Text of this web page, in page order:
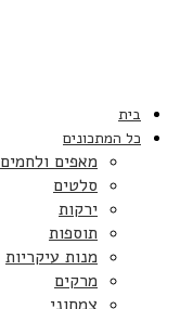
בית
כל המתכונים
מאפים ולחמים
סלטים
ירקות
תוספות
מנות עיקריות
מרקים